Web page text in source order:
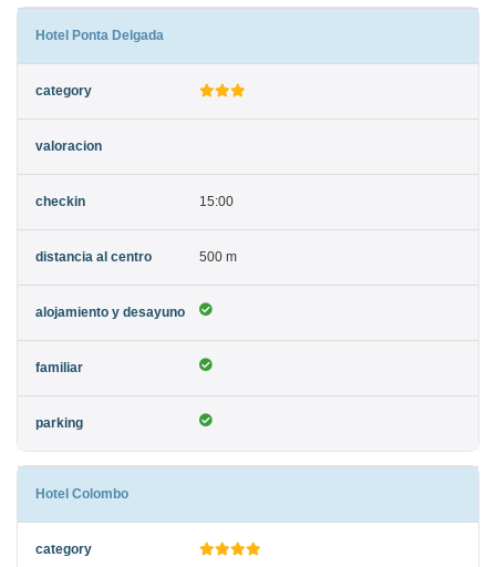
Hotel Ponta Delgada
15:00
500 m
Hotel Colombo